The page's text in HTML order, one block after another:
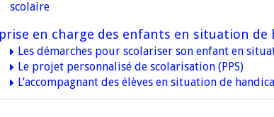
scolaire
en charge des enfants en situation de
Les démarches pour scolariser son enfant en
Le projet personnalisé de scolarisation (PPS)
L’accompagnant des élèves en situation de